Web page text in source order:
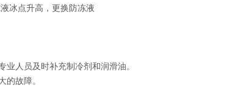
冰点升高，更换防冻液
人员及时补充制冷剂和润滑油。
的故障。